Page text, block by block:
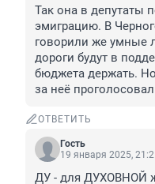
Так она в депутаты
эмиграцию. В
говорили же умные
дороги будут в
бюджета держать.
за неё
ОТВЕТИТЬ
Гость
19 января 2025,
ДУ - для ДУХОВНОЙ